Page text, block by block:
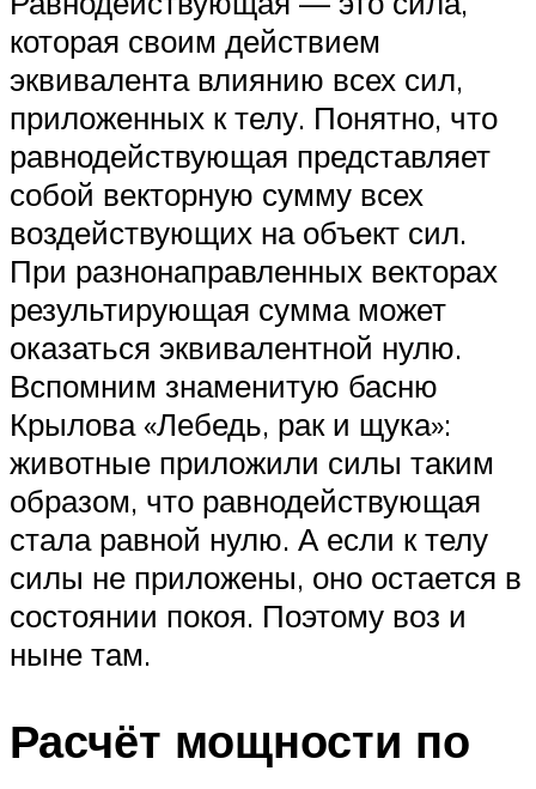
которая своим действием
эквивалента влиянию всех сил,
приложенных к телу. Понятно, что
равнодействующая представляет
собой векторную сумму всех
воздействующих на объект сил.
При разнонаправленных векторах
результирующая сумма может
оказаться эквивалентной нулю.
Вспомним знаменитую басню
Крылова «Лебедь, рак и щука»:
животные приложили силы таким
образом, что равнодействующая
стала равной нулю. А если к телу
силы не приложены, оно остается в
состоянии покоя. Поэтому воз и
ныне там.
Расчёт мощности по